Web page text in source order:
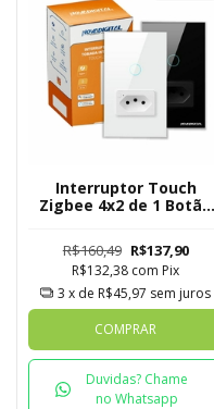
Interruptor Touch
Zigbee 4x2 de 1 Botão
R$160,49 R$137,90
R$132,38 com Pix
3 x de R$45,97 sem juros
COMPRAR
Duvidas? Chame
no Whatsapp